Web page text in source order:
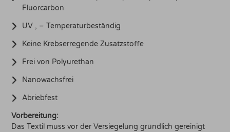
Fluorcarbon
UV , – Temperaturbeständig
Keine Krebserregende Zusatzstoffe
Frei von Polyurethan
Nanowachsfrei
Abriebfest
Vorbereitung:
Das Textil muss vor der Versiegelung gründlich gereinigt